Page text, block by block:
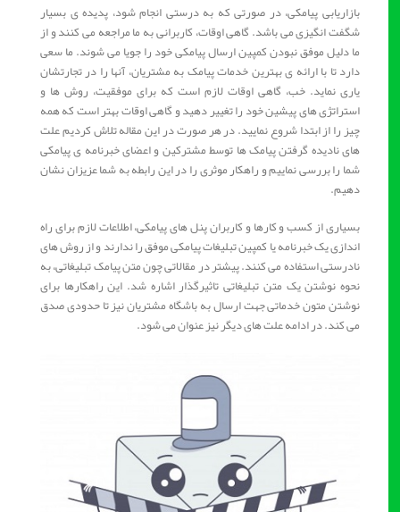
بازاریابی پیامکی، در صورتی که به درستی انجام شود، پدیده ی بسیار
شگفت انگیزی می باشد. گاهی اوقات، کاربرانی به ما مراجعه می کنند و از
ما دلیل موفق نبودن کمپین ارسال پیامکی خود را جویا می شوند. ما سعی
دارد تا با ارائه ی بهترین خدمات پیامک به مشتریان، آنها را در تجارتشان
یاری نماید. خب، گاهی اوقات لازم است که برای موفقیت، روش ها و
استراتژی های پیشین خود را تغییر دهید و گاهی اوقات بهتر است که همه
چیز را از ابتدا شروع نمایید. در هر صورت در این مقاله تلاش کردیم علت
های نادیده گرفتن پیامک ها توسط مشترکین و اعضای خبرنامه ی پیامکی
شما را بررسی نماییم و راهکار موثری را در این رابطه به شما عزیزان نشان
دهیم.
بسیاری از کسب و کارها و کاربران پنل های پیامکی، اطلاعات لازم برای راه
اندازی یک خبرنامه یا کمپین تبلیغات پیامکی موفق را ندارند و از روش های
نادرستی استفاده می کنند. پیشتر در مقالاتی چون متن پیامک تبلیغاتی، به
نحوه نوشتن یک متن تبلیغاتی تاثیرگذار اشاره شد. این راهکارها برای
نوشتن متون خدماتی جهت ارسال به باشگاه مشتریان نیز تا حدودی صدق
می کند. در ادامه علت های دیگر نیز عنوان می شود.